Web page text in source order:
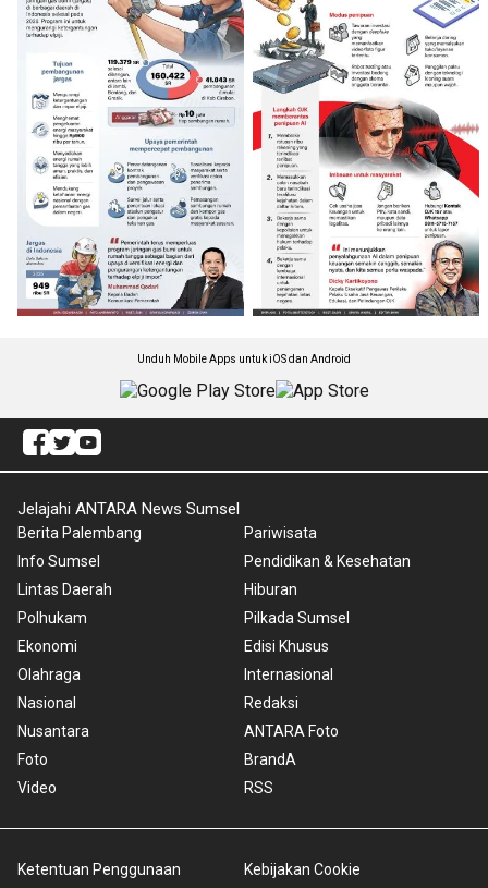
Unduh Mobile Apps untuk iOS dan Android
Jelajahi ANTARA News Sumsel
Berita Palembang
Info Sumsel
Lintas Daerah
Polhukam
Ekonomi
Olahraga
Nasional
Nusantara
Foto
Video
Pariwisata
Pendidikan & Kesehatan
Hiburan
Pilkada Sumsel
Edisi Khusus
Internasional
Redaksi
ANTARA Foto
BrandA
RSS
Ketentuan Penggunaan Kebijakan Cookie